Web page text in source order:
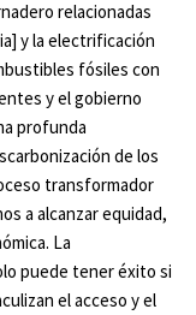
relacionadas
y la electrificación
fósiles con
y el gobierno
profunda
de los
transformador
a alcanzar equidad,
La
puede tener éxito si
el acceso y el